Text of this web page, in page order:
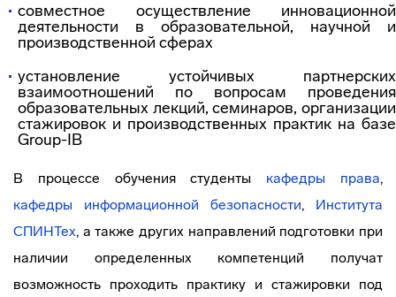
совместное осуществление инновационной
деятельности в образовательной, научной и
производственной сферах
установление устойчивых партнерских
взаимоотношений по вопросам проведения
образовательных лекций, семинаров, организации
стажировок и производственных практик на базе
Group-IB
В процессе обучения студенты кафедры права,
кафедры информационной безопасности, Института
СПИНТех, а также других направлений подготовки при
наличии определенных компетенций получат
возможность проходить практику и стажировки под